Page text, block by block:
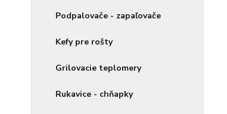
Podpalovače - zapaľovače
Kefy pre rošty
Grilovacie teplomery
Rukavice - chňapky